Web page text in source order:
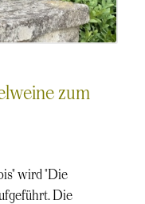
zum
wird "Die
Die